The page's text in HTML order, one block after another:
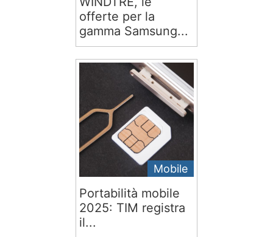
offerte per la
gamma Samsung...
Mobile
Portabilità mobile
2025: TIM registra
il...